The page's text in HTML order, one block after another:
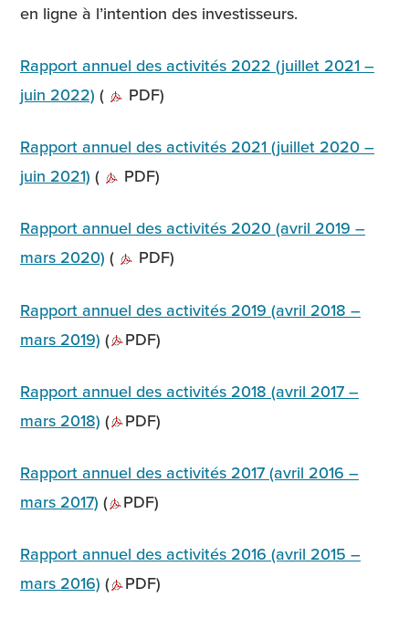
en ligne à l’intention des investisseurs.
Rapport annuel des activités 2022 (juillet 2021 –
juin 2022) ( PDF)
Rapport annuel des activités 2021 (juillet 2020 –
juin 2021) ( PDF)
Rapport annuel des activités 2020 (avril 2019 –
mars 2020) ( PDF)
Rapport annuel des activités 2019 (avril 2018 –
mars 2019) ( PDF)
Rapport annuel des activités 2018 (avril 2017 –
mars 2018) ( PDF)
Rapport annuel des activités 2017 (avril 2016 –
mars 2017) ( PDF)
Rapport annuel des activités 2016 (avril 2015 –
mars 2016) ( PDF)